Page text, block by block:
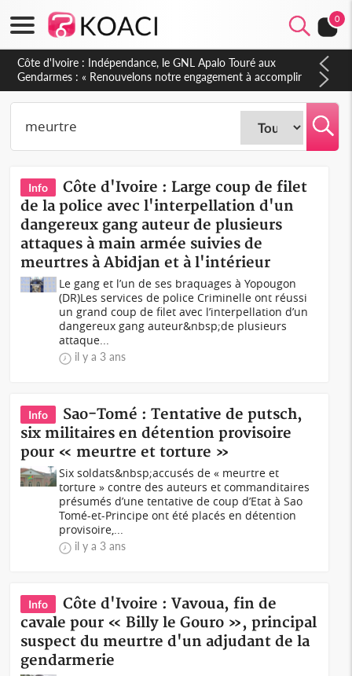
0
Sierra Leone : Un projet de réforme constitutionnelle en
gestation, points clés des amendements, un exclu d'avance
Info
Côte d'Ivoire : Large coup de filet
de la police avec l'interpellation d'un
dangereux gang auteur de plusieurs
attaques à main armée suivies de
meurtres à Abidjan et à l'intérieur
Le gang et l’un de ses braquages à Yopougon
(DR)Les services de police Criminelle ont réussi
un grand coup de filet avec l’interpellation d’un
dangereux gang auteur&nbsp;de plusieurs
attaque...
il y a 3 ans
Info
Sao-Tomé : Tentative de putsch,
six militaires en détention provisoire
pour « meurtre et torture »
Six soldats&nbsp;accusés de « meurtre et
torture » contre des auteurs et commanditaires
présumés d’une tentative de coup d’Etat à Sao
Tomé-et-Principe ont été placés en détention
provisoire,...
il y a 3 ans
Info
Côte d'Ivoire : Vavoua, fin de
cavale pour « Billy le Gouro », principal
suspect du meurtre d'un adjudant de la
gendarmerie